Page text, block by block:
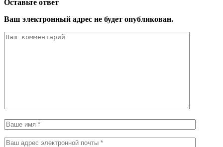
Оставьте ответ
Ваш электронный адрес не будет опубликован.